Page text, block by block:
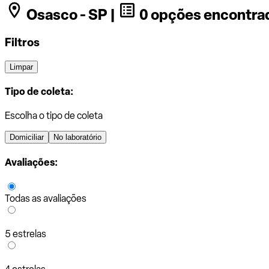
Osasco - SP | 0 opções
Filtros
Limpar
Tipo de coleta:
Escolha o tipo de coleta
Domiciliar No laboratório
Avaliações:
Todas as avaliações
5 estrelas